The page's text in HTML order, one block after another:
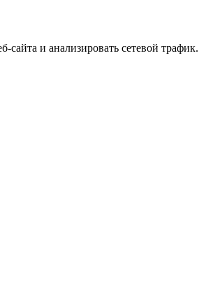
и анализировать сетевой трафик.